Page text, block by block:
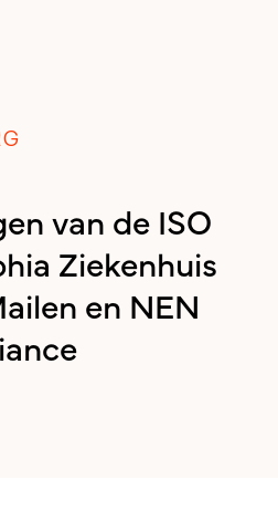
van de ISO
Ziekenhuis
en NEN